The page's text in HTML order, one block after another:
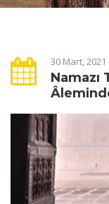
30 Mart,